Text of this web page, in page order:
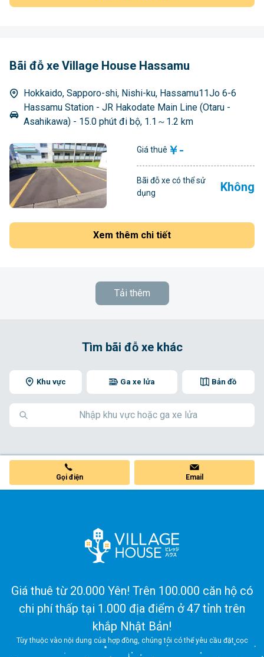
Bãi đỗ xe Village House Hassamu
Hokkaido, Sapporo-shi, Nishi-ku, Hassamu11Jo 6-6
Hassamu Station - JR Hakodate Main Line (Otaru -
Asahikawa) - 15.0 phút đi bộ, 1.1～1.2 km
Giá thuê ￥-
Bãi đỗ xe có thể sử
dụng
Không
Xem thêm chi tiết
Tải thêm
Tìm bãi đỗ xe khác
Khu vực Bản đồ
Ga xe lửa
Gọi điện Email
Giá thuê từ 20.000 Yên! Trên 100.000 căn hộ có
chi phí thấp tại 1.000 địa điểm ở 47 tỉnh trên
khắp Nhật Bản!
Tùy thuộc vào nội dung của hợp đồng, chúng tôi có thể yêu cầu đặt cọc